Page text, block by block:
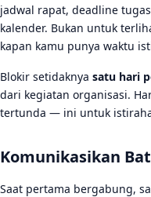
jadwal rapat, deadline
kalender. Bukan untuk
kapan kamu punya waktu
Blokir setidaknya satu hari
dari kegiatan organisasi.
tertunda — ini untuk
Komunikasikan
Saat pertama bergabung,